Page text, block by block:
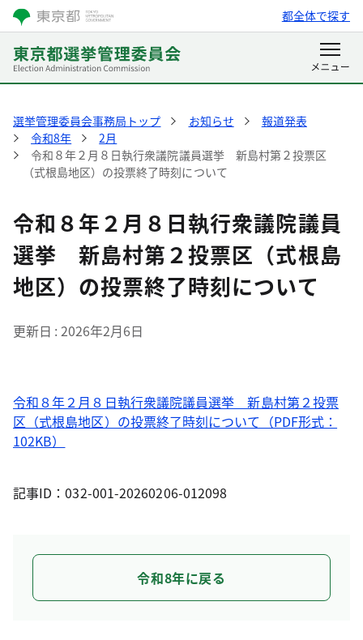
都全体で探す
選挙管理委員会事務局トップ お知らせ
報道発表
令和8年
2月
令和８年２月８日執行衆議院議員選挙 新島村第２投票区
（式根島地区）の投票終了時刻について
令和８年２月８日執行衆議院議員
選挙 新島村第２投票区（式根島
地区）の投票終了時刻について
更新日 2026年2月6日
令和８年２月８日執行衆議院議員選挙 新島村第２投票
区（式根島地区）の投票終了時刻について（PDF形式：
102KB）
記事ID：032-001-20260206-012098
令和8年に戻る